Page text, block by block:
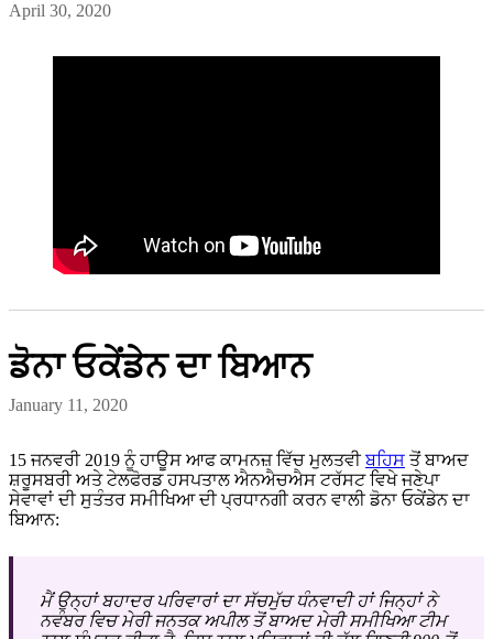
April 30, 2020
ਡੋਨਾ ਓਕੇਂਡੇਨ ਦਾ ਬਿਆਨ
January 11, 2020
15 ਜਨਵਰੀ 2019 ਨੂੰ ਹਾਊਸ ਆਫ ਕਾਮਨਜ਼ ਵਿੱਚ ਮੁਲਤਵੀਬਹਿਸ ਤੋਂ ਬਾਅਦ
ਸ਼ਰੂਸਬਰੀ ਅਤੇ ਟੇਲਫੋਰਡ ਹਸਪਤਾਲ ਐਨਐਚਐਸ ਟਰੱਸਟ ਵਿਖੇ ਜਣੇਪਾ
ਸੇਵਾਵਾਂ ਦੀ ਸੁਤੰਤਰ ਸਮੀਖਿਆ ਦੀ ਪ੍ਰਧਾਨਗੀ ਕਰਨ ਵਾਲੀ ਡੋਨਾ ਓਕੇਂਡੇਨ ਦਾ
ਬਿਆਨ:
ਮੈਂ ਉਨ੍ਹਾਂ ਬਹਾਦਰ ਪਰਿਵਾਰਾਂ ਦਾ ਸੱਚਮੁੱਚ ਧੰਨਵਾਦੀ ਹਾਂ ਜਿਨ੍ਹਾਂ ਨੇ
ਨਵੰਬਰ ਵਿਚ ਮੇਰੀ ਜਨਤਕ ਅਪੀਲ ਤੋਂ ਬਾਅਦ ਮੇਰੀ ਸਮੀਖਿਆ ਟੀਮ